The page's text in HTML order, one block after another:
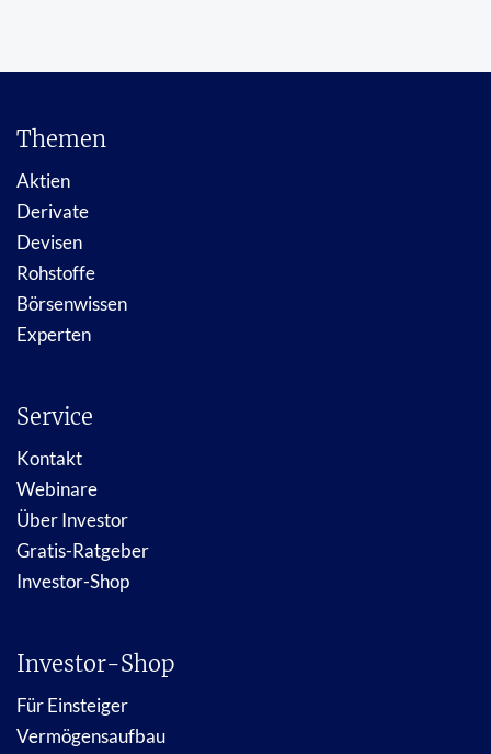
Themen
Aktien
Derivate
Devisen
Rohstoffe
Börsenwissen
Experten
Service
Kontakt
Webinare
Über Investor
Gratis-Ratgeber
Investor-Shop
Investor-Shop
Für Einsteiger
Vermögensaufbau